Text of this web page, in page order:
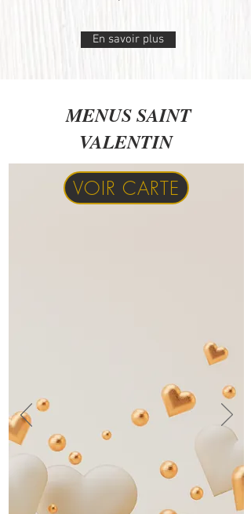
En savoir plus
MENUS SAINT
VALENTIN
VOIR CARTE